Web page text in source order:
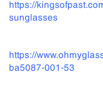
https://
sunglasses
https://
ba5087-001-53